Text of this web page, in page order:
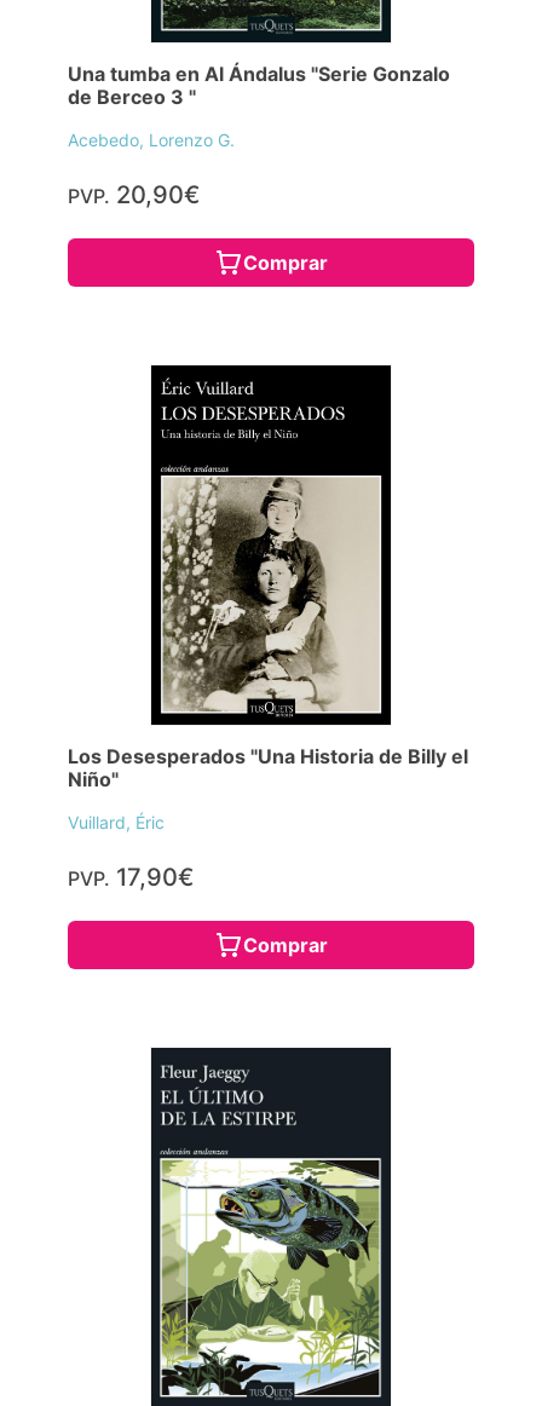
Una tumba en Al Ándalus "Serie Gonzalo
de Berceo 3 "
Acebedo, Lorenzo G.
PVP. 20,90€
Comprar
Los Desesperados "Una Historia de Billy el
Niño"
Vuillard, Éric
PVP. 17,90€
Comprar